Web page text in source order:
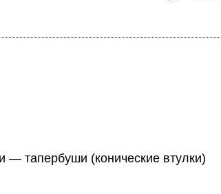
тапербуши (конические втулки)